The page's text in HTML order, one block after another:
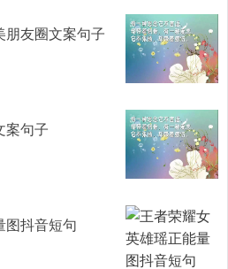
着和别人一起消遣，或会议迟迟
特别的不幸，”美国联邦主义的倡
人的时候，他给人规定了一定的
配时间的能力。这样，如果他们
勉不已的话，最后时间刚好与工
朋友圈文案句子
案句子
图抖音短句